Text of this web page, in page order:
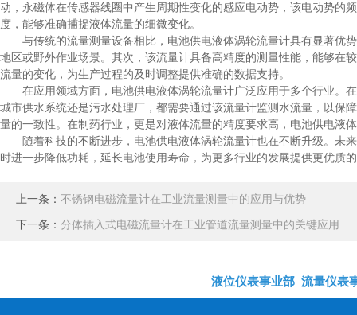
动，永磁体在传感器线圈中产生周期性变化的感应电动势，该电动势的
度，能够准确捕捉液体流量的细微变化。
与传统的流量测量设备相比，电池供电液体涡轮流量计具有显著优
地区或野外作业场景。其次，该流量计具备高精度的测量性能，能够在
流量的变化，为生产过程的及时调整提供准确的数据支持。
在应用领域方面，电池供电液体涡轮流量计广泛应用于多个行业。
城市供水系统还是污水处理厂，都需要通过该流量计监测水流量，以保
量的一致性。在制药行业，更是对液体流量的精度要求高，电池供电液
随着科技的不断进步，电池供电液体涡轮流量计也在不断升级。未
时进一步降低功耗，延长电池使用寿命，为更多行业的发展提供更优质
上一条： 不锈钢电磁流量计在工业流量测量中的应用与优势
下一条： 分体插入式电磁流量计在工业管道流量测量中的关键应用
液位仪表事业部 流量仪表